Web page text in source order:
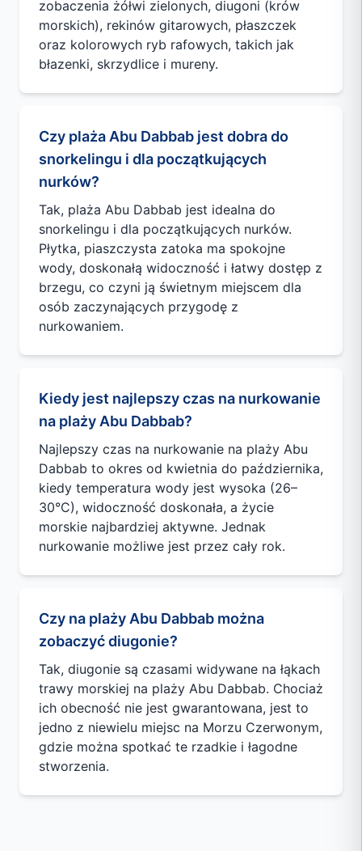
zobaczenia żółwi zielonych, diugoni (krów
morskich), rekinów gitarowych, płaszczek
oraz kolorowych ryb rafowych, takich jak
błazenki, skrzydlice i mureny.
Czy plaża Abu Dabbab jest dobra do
snorkelingu i dla początkujących
nurków?
Tak, plaża Abu Dabbab jest idealna do
snorkelingu i dla początkujących nurków.
Płytka, piaszczysta zatoka ma spokojne
wody, doskonałą widoczność i łatwy dostęp z
brzegu, co czyni ją świetnym miejscem dla
osób zaczynających przygodę z
nurkowaniem.
Kiedy jest najlepszy czas na nurkowanie
na plaży Abu Dabbab?
Najlepszy czas na nurkowanie na plaży Abu
Dabbab to okres od kwietnia do października,
kiedy temperatura wody jest wysoka (26–
30°C), widoczność doskonała, a życie
morskie najbardziej aktywne. Jednak
nurkowanie możliwe jest przez cały rok.
Czy na plaży Abu Dabbab można
zobaczyć diugonie?
Tak, diugonie są czasami widywane na łąkach
trawy morskiej na plaży Abu Dabbab. Chociaż
ich obecność nie jest gwarantowana, jest to
jedno z niewielu miejsc na Morzu Czerwonym,
gdzie można spotkać te rzadkie i łagodne
stworzenia.